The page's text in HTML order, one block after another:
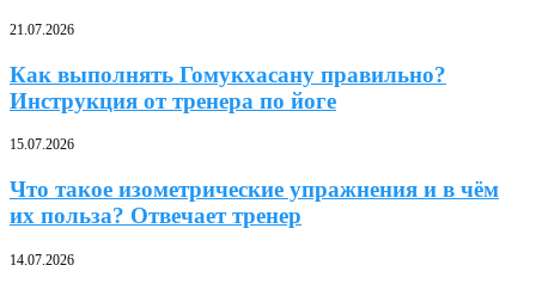
21.07.2026
Как выполнять Гомукхасану правильно?
Инструкция от тренера по йоге
15.07.2026
Что такое изометрические упражнения и в чём
их польза? Отвечает тренер
14.07.2026